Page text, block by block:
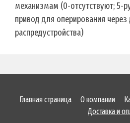
механизмам (0-отсутствуют; 5-
привод для оперирования через
распредустройства)
Главная страница О компании
Доставка и